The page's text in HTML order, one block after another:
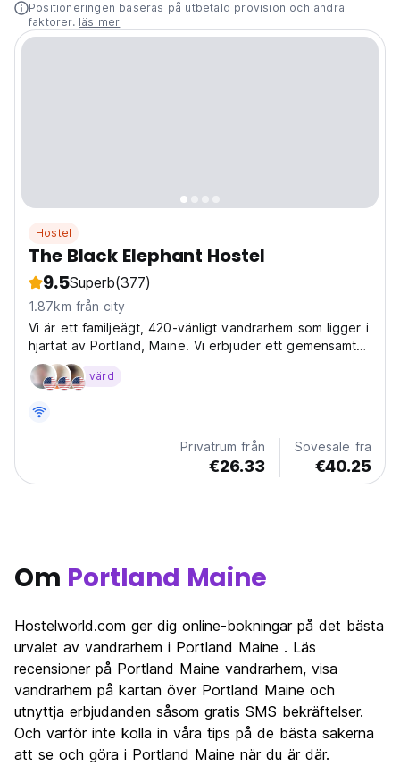
Positioneringen baseras på utbetald provision och andra
faktorer. läs mer
Hostel
The Black Elephant Hostel
9.5Superb(377)
1.87km från city
Vi är ett familjeägt, 420-vänligt vandrarhem som ligger i
hjärtat av Portland, Maine. Vi erbjuder ett gemensamt
kök och en bekväm, funky lobby. Våra rum och badrum
är SUPERrena. Vi är inget "party" vandrarhem - men -vi
värd
Privatrum från
€26.33
Sovesale fra
€40.25
Om Portland Maine
Hostelworld.com ger dig online-bokningar på det bästa
urvalet av vandrarhem i Portland Maine . Läs
recensioner på Portland Maine vandrarhem, visa
vandrarhem på kartan över Portland Maine och
utnyttja erbjudanden såsom gratis SMS bekräftelser.
Och varför inte kolla in våra tips på de bästa sakerna
att se och göra i Portland Maine när du är där.